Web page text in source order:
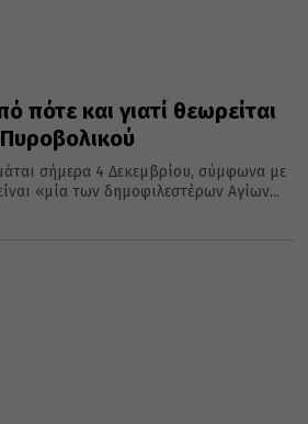
πότε και γιατί θεωρείται
σήμερα 4 Δεκεμβρίου, σύμφωνα με
«μία των δημοφιλεστέρων Aγίων...